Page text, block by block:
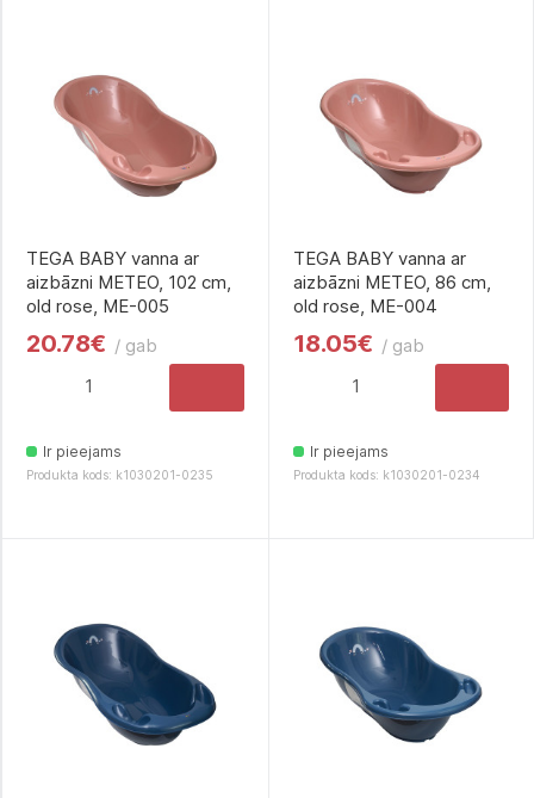
TEGA BABY vanna ar
aizbāzni METEO, 102 cm,
old rose, ME-005
20.78€ / gab
Ir pieejams
Produkta kods: k1030201-0235
TEGA BABY vanna ar
aizbāzni METEO, 86 cm,
old rose, ME-004
18.05€ / gab
Ir pieejams
Produkta kods: k1030201-0234